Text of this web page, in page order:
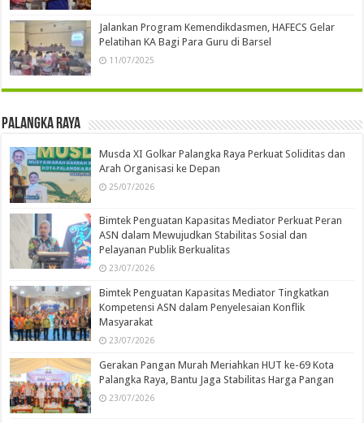
Jalankan Program Kemendikdasmen, HAFECS Gelar
Pelatihan KA Bagi Para Guru di Barsel
11/07/2025
Palangka Raya
Musda XI Golkar Palangka Raya Perkuat Soliditas dan
Arah Organisasi ke Depan
25/07/2026
Bimtek Penguatan Kapasitas Mediator Perkuat Peran
ASN dalam Mewujudkan Stabilitas Sosial dan
Pelayanan Publik Berkualitas
23/07/2026
Bimtek Penguatan Kapasitas Mediator Tingkatkan
Kompetensi ASN dalam Penyelesaian Konflik
Masyarakat
23/07/2026
Gerakan Pangan Murah Meriahkan HUT ke-69 Kota
Palangka Raya, Bantu Jaga Stabilitas Harga Pangan
23/07/2026